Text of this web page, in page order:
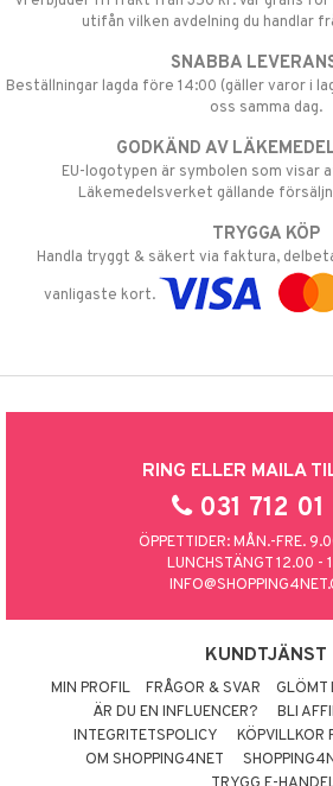
utifån vilken avdelning du handlar
SNABBA
Beställningar lagda före 14:00 (gäller varor i
oss samma dag.
GODKÄND AV
EU-logotypen är symbolen som visar
Läkemedelsverket gällande
TRYGGA KÖP
Handla tryggt & säkert via faktura,
vanligaste kort.
RING ELLER MAILA
031 712 01
ÖPPETTIDER: MÅN.-FRE.
LUNCHSTÄNGT 12.00 -
KUNDTJÄNST
MIN PROFIL FRÅGOR & SVAR GLÖMT
ÄR DU EN INFLUENCER?
BLI
INTEGRITETSPOLICY
KÖPVILLKOR
OM SHOPPING4NET